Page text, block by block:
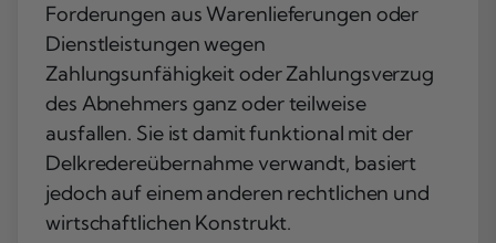
Forderungen aus Warenlieferungen oder
Dienstleistungen wegen
Zahlungsunfähigkeit oder Zahlungsverzug
des Abnehmers ganz oder teilweise
ausfallen. Sie ist damit funktional mit der
Delkredereübernahme verwandt, basiert
jedoch auf einem anderen rechtlichen und
wirtschaftlichen Konstrukt.